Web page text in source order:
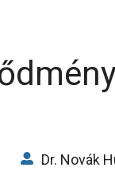
Dr. Novák